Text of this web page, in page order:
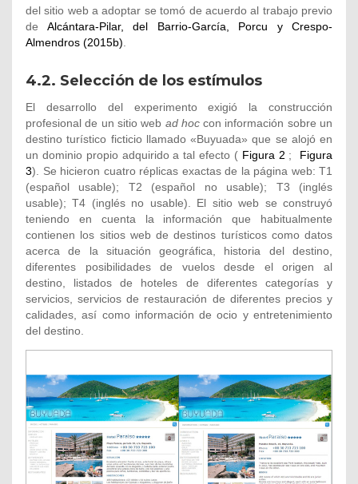
del sitio web a adoptar se tomó de acuerdo al trabajo previo
de Alcántara-Pilar, del Barrio-García, Porcu y Crespo-
Almendros (2015b).
4.2. Selección de los estímulos
El desarrollo del experimento exigió la construcción
profesional de un sitio web ad hoccon información sobre un
destino turístico ficticio llamado «Buyuada» que se alojó en
un dominio propio adquirido a tal efecto ( Figura 2 ; Figura
3). Se hicieron cuatro réplicas exactas de la página web: T1
(español usable); T2 (español no usable); T3 (inglés
usable); T4 (inglés no usable). El sitio web se construyó
teniendo en cuenta la información que habitualmente
contienen los sitios web de destinos turísticos como datos
acerca de la situación geográfica, historia del destino,
diferentes posibilidades de vuelos desde el origen al
destino, listados de hoteles de diferentes categorías y
servicios, servicios de restauración de diferentes precios y
calidades, así como información de ocio y entretenimiento
del destino.